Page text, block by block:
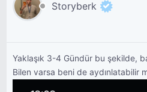
Storyberk
Yaklaşık 3-4 Gündür bu şekilde,
Bilen varsa beni de aydınlatabilir